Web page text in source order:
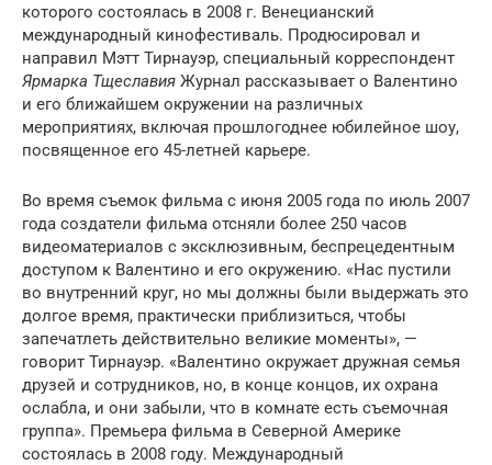
которого состоялась в 2008 г. Венецианский
международный кинофестиваль. Продюсировал и
направил Мэтт Тирнауэр, специальный корреспондент
Ярмарка Тщеславия Журнал рассказывает о Валентино
и его ближайшем окружении на различных
мероприятиях, включая прошлогоднее юбилейное шоу,
посвященное его 45-летней карьере.
Во время съемок фильма с июня 2005 года по июль 2007
года создатели фильма отсняли более 250 часов
видеоматериалов с эксклюзивным, беспрецедентным
доступом к Валентино и его окружению. «Нас пустили
во внутренний круг, но мы должны были выдержать это
долгое время, практически приблизиться, чтобы
запечатлеть действительно великие моменты», —
говорит Тирнауэр. «Валентино окружает дружная семья
друзей и сотрудников, но, в конце концов, их охрана
ослабла, и они забыли, что в комнате есть съемочная
группа». Премьера фильма в Северной Америке
состоялась в 2008 году. Международный